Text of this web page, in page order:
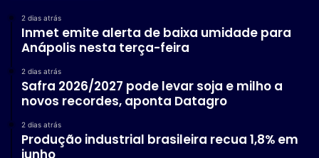
2 dias atrás
Inmet emite alerta de baixa umidade para
Anápolis nesta terça-feira
2 dias atrás
Safra 2026/2027 pode levar soja e milho a
novos recordes, aponta Datagro
2 dias atrás
Produção industrial brasileira recua 1,8% em
junho